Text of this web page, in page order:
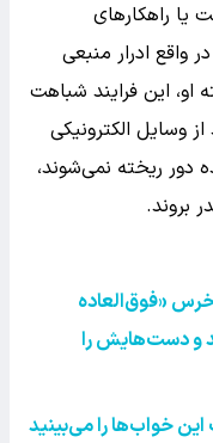
یا راهکارهای
واقع ادرار منبعی
او، این فرایند شباهت
وسایل الکترونیکی
دور ریخته نمی‌شوند،
بروند.
«فوق‌العاده
و دست‌هایش را
خواب‌ها را می‌بینید